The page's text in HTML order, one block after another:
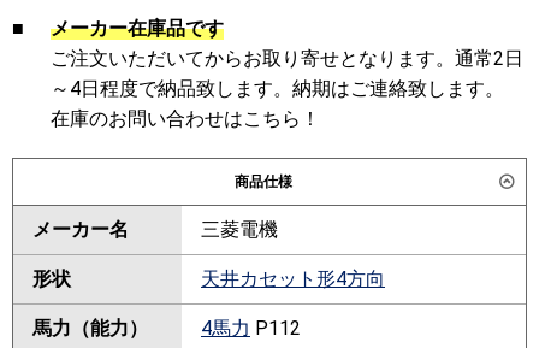
■
メーカー在庫品です
ご注文いただいてからお取り寄せとなります。通常2日
～4日程度で納品致します。納期はご連絡致します。
在庫のお問い合わせはこちら！
商品仕様
メーカー名 三菱電機
形状 天井カセット形4方向
馬力（能力） 4馬力 P112